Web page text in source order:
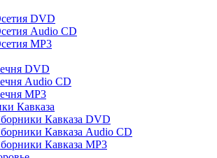
DVD
Audio CD
MP3
DVD
Audio CD
MP3
Кавказа
Кавказа DVD
Кавказа Audio CD
Кавказа MP3